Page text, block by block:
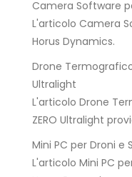
Camera Software
L'articolo Camera
Horus Dynamics.
Drone
Ultralight
L'articolo Drone
ZERO Ultralight
Mini PC per Droni e
L'articolo Mini PC